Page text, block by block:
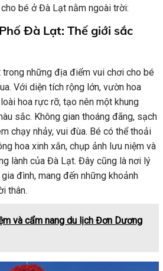
bé ở Đà Lạt nằm ngoài trời:
Đà Lạt: Thế giới sắc
những địa điểm vui chơi cho bé
Với diện tích rộng lớn, vườn hoa
hoa rực rỡ, tạo nên một khung
sắc. Không gian thoáng đãng, sạch
chạy nhảy, vui đùa. Bé có thể thoải
hoa xinh xắn, chụp ảnh lưu niệm và
lành của Đà Lạt. Đây cũng là nơi lý
đình, mang đến những khoảnh
thân.
và cẩm nang du lịch Đơn Dương